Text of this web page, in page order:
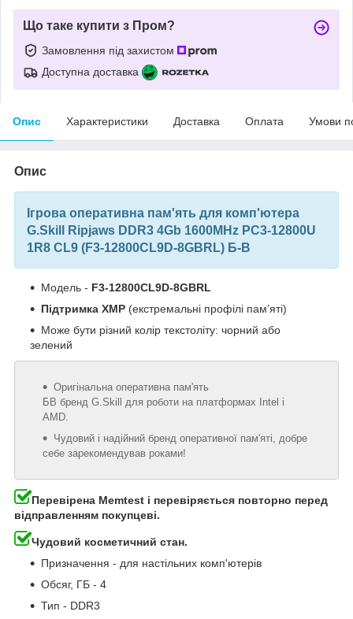
Що таке купити з Пром?
Замовлення під захистом
Доступна доставка
Опис Характеристики Доставка Оплата Умови
Опис
Ігрова оперативна пам'ять для комп'ютера
G.Skill Ripjaws DDR3 4Gb 1600MHz PC3-12800U
1R8 CL9 (F3-12800CL9D-8GBRL) Б-В
Модель - F3-12800CL9D-8GBRL
Підтримка XMP (екстремальні профілі пам’яті)
Може бути різний колір текстоліту: чорний або
зелений
Оригінальна оперативна пам'ять
БВ бренд G.Skill для роботи на платформах Intel і
AMD.
Чудовий і надійний бренд оперативної пам'яті, добре
себе зарекомендував роками!
Перевірена Memtest і перевіряється повторно перед
відправленням покупцеві.
Чудовий косметичний стан.
Призначення - для настільних комп'ютерів
Обсяг, ГБ - 4
Тип - DDR3